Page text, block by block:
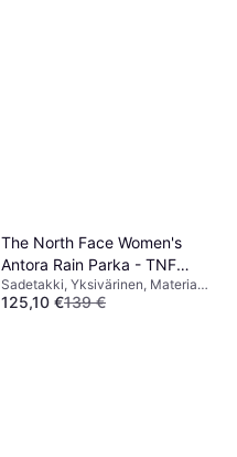
The North Face Women's
Antora Rain Parka - TNF
Black
Sadetakki, Yksivärinen, Materiaali:
Synteettinen, Nailon, Polyesteri,
125,10 €139 €